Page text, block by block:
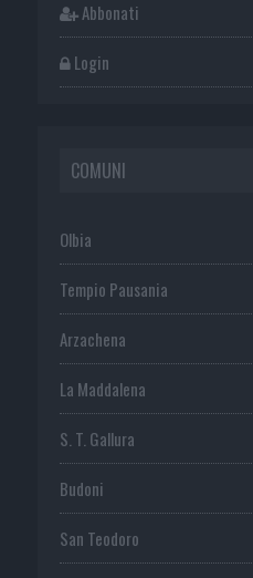
Abbonati
Login
COMUNI
Olbia
Tempio Pausania
Arzachena
La Maddalena
S. T. Gallura
Budoni
San Teodoro